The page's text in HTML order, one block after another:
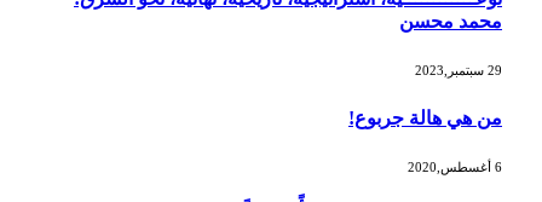
محمد محسن
29 سبتمبر,2023
من هي هالة جربوع!